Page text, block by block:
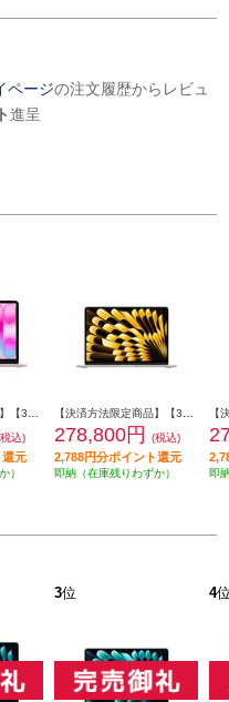
ページの注文履歴からレビュ
進呈
込)
還元
）
278,800円 (税込)
2,788円分ポイント還元
即納（在庫残りわずか） 即
3位 4